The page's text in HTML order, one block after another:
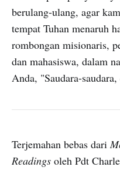
berulang-ulang, agar
tempat Tuhan menaruh
rombongan misionaris,
dan mahasiswa, dalam
Anda, "Saudara-
Terjemahan bebas dari
Readings oleh Pdt